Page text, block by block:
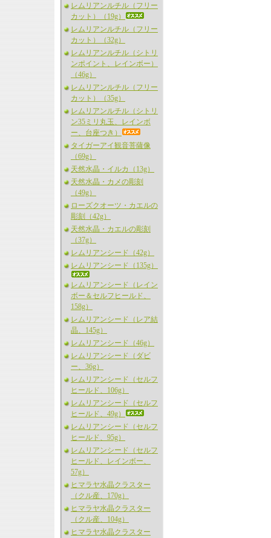
レムリアンルチル（フリー
カット）（19g）
レムリアンルチル（フリー
カット）（32g）
レムリアンルチル（シトリ
ンポイント、レインボー）
（46g）
レムリアンルチル（フリー
カット）（35g）
レムリアンルチル（シトリ
ン35ミリ丸玉、レインボ
ー、台座つき）
タイガーアイ観音菩薩像
（69g）
天然水晶・イルカ（13g）
天然水晶・カメの彫刻
（49g）
ローズクオーツ・カエルの
彫刻（42g）
天然水晶・カエルの彫刻
（37g）
レムリアンシード（42g）
レムリアンシード（135g）
レムリアンシード（レイン
ボー＆セルフヒールド、
158g）
レムリアンシード（レア結
晶、145g）
レムリアンシード（46g）
レムリアンシード（ダビ
ー、36g）
レムリアンシード（セルフ
ヒールド、106g）
レムリアンシード（セルフ
ヒールド、49g）
レムリアンシード（セルフ
ヒールド、95g）
レムリアンシード（セルフ
ヒールド、レインボー、
57g）
ヒマラヤ水晶クラスター
（クル産、170g）
ヒマラヤ水晶クラスター
（クル産、104g）
ヒマラヤ水晶クラスター